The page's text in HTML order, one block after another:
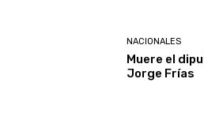
NACIONALES
Muere el
Jorge Frías